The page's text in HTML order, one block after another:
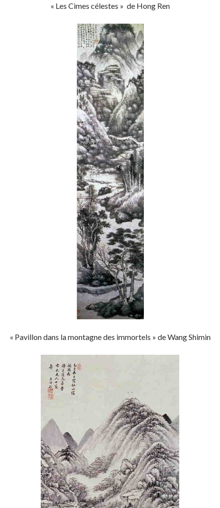
« Les Cimes célestes » de Hong Ren
« Pavillon dans la montagne des immortels » de Wang Shimin